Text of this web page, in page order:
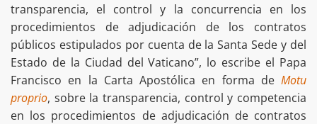
transparencia, el control y la concurrencia en los
procedimientos de adjudicación de los contratos
públicos estipulados por cuenta de la Santa Sede y del
Estado de la Ciudad del Vaticano”, lo escribe el Papa
Francisco en la Carta Apostólica en forma de Motu
proprio, sobre la transparencia, control y competencia
en los procedimientos de adjudicación de contratos